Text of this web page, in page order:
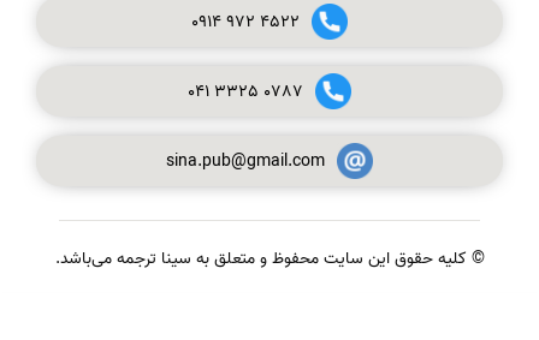
0914972 4522
041 3325 0787
sina.pub@gmail.com
© کلیه حقوق این سایت محفوظ و متعلق به سینا ترجمه می‌باشد.